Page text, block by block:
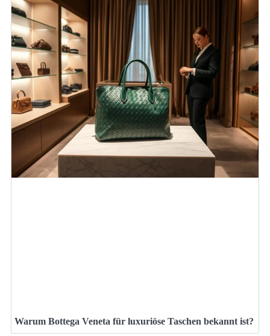
Warum Bottega Veneta für luxuriöse Taschen bekannt ist?